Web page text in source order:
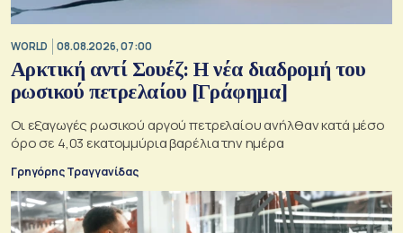
WORLD 08.08.2026, 07:00
Αρκτική αντί Σουέζ: Η νέα διαδρομή του
ρωσικού πετρελαίου [Γράφημα]
Οι εξαγωγές ρωσικού αργού πετρελαίου ανήλθαν κατά μέσο
όρο σε 4,03 εκατομμύρια βαρέλια την ημέρα
Γρηγόρης Τραγγανίδας